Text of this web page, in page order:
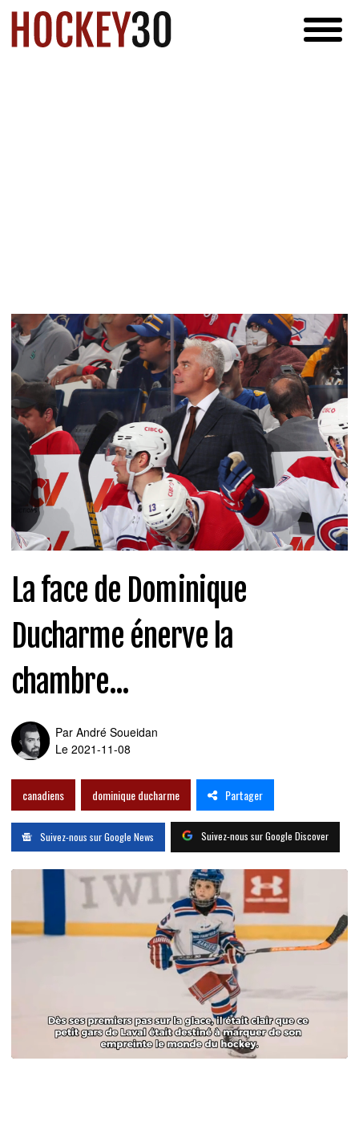
La face de Dominique
Ducharme énerve la
chambre...
Par André Soueidan
Le 2021-11-08
canadiens dominique ducharme Partager
Suivez-nous sur Google News Suivez-nous sur Google Discover